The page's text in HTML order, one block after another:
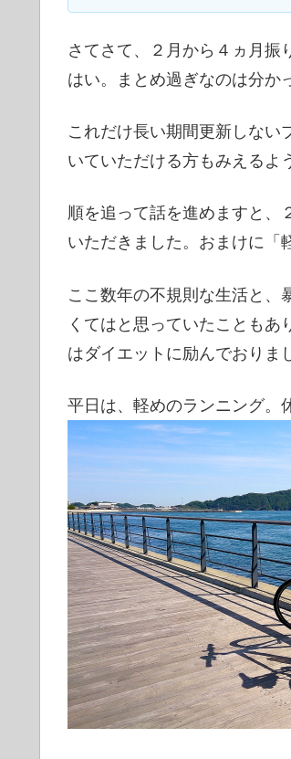
さてさて、２月から４ヵ月振
はい。まとめ過ぎなのは分か
これだけ長い期間更新しない
いていただける方もみえるよ
順を追って話を進めますと、
いただきました。おまけに「
ここ数年の不規則な生活と、
くてはと思っていたことも
はダイエットに励んでおりま
平日は、軽めのランニング。